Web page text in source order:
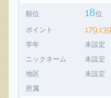
順位 18位
ポイント 179,139
学年
未設定
ニックネーム
未設定
地区
未設定
所属